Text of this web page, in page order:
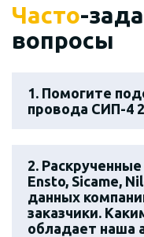
Часто-
вопросы
1. Помогите
провода СИП-4
2.
Ensto, Sicame,
данных
заказчики.
обладает наша